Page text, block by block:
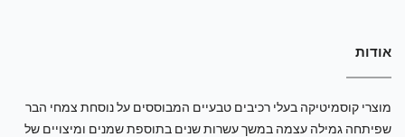
אודות
מוצרי קוסמיטיקה בעלי רכיבים טבעיים המבוססים על נוסחת צמחי הבר
שפיתחה גמילה עצמה במשך עשרות שנים בתוספת שמנים ומיצויים של